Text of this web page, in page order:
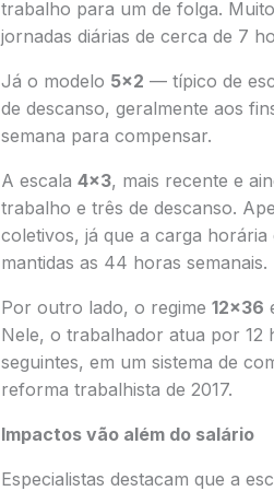
trabalho para um de folga.
jornadas diárias de cerca de 7
Já o modelo 5×2 — típico de
de descanso, geralmente aos
semana para compensar.
A escala 4×3, mais recente e
trabalho e três de descanso.
coletivos, já que a carga horária
mantidas as 44 horas semanais.
Por outro lado, o regime 12×36
Nele, o trabalhador atua por 12
seguintes, em um sistema de
reforma trabalhista de 2017.
Impactos vão além do salário
Especialistas destacam que a